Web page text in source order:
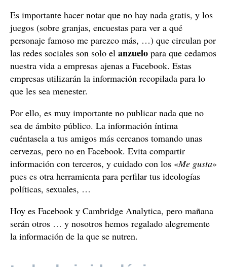
Es importante hacer notar que no hay nada gratis, y los
juegos (sobre granjas, encuestas para ver a qué
personaje famoso me parezco más, …) que circulan por
las redes sociales son solo el anzuelo para que cedamos
nuestra vida a empresas ajenas a Facebook. Estas
empresas utilizarán la información recopilada para lo
que les sea menester.
Por ello, es muy importante no publicar nada que no
sea de ámbito público. La información íntima
cuéntasela a tus amigos más cercanos tomando unas
cervezas, pero no en Facebook. Evita compartir
información con terceros, y cuidado con los «Me gusta»
pues es otra herramienta para perfilar tus ideologías
políticas, sexuales, …
Hoy es Facebook y Cambridge Analytica, pero mañana
serán otros … y nosotros hemos regalado alegremente
la información de la que se nutren.